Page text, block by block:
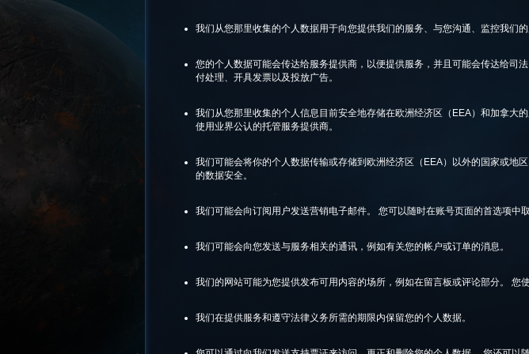
我们从您那里收集的个人数据用于向您提供我们的服务、与您沟通、监控我们
您的个人数据可能会传达给服务提供商，以便提供服务，并且可能会传达给司
付处理、开具发票以及投放广告。
我们从您那里收集的个人信息目前安全地存储在欧洲经济区（EEA）和加拿大
使用业界公认的托管服务提供商。
我们可能会将你的个人数据传输或存储到欧洲经济区（EEA）以外的国家或地
的数据安全。
我们可能会向订阅用户发送营销电子邮件。 您可以随时在账号页面的首选项中
我们可能会向您发送与服务相关的通讯，例如有关您的帐户或订单的消息。
我们的网站可能为您提供发布可用内容的场所，例如在留言板或评论部分。 您
我们在提供服务和遵守法律义务所需的期限内保留您的个人数据。